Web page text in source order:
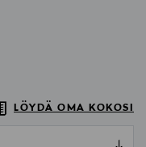
LÖYDÄ OMA KOKOSI